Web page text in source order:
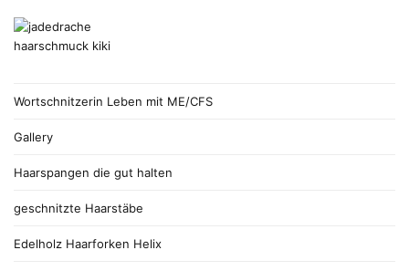
Wortschnitzerin Leben mit ME/CFS
Gallery
Haarspangen die gut halten
geschnitzte Haarstäbe
Edelholz Haarforken Helix